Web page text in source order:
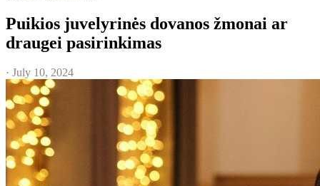
Puikios juvelyrinės dovanos žmonai ar
draugei pasirinkimas
· July 10, 2024